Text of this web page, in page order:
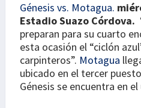
Génesis vs. Motagua.
Estadio Suazo Córdova.
preparan para su cuarto
esta ocasión el “ciclón
carpinteros”. Motagua
ubicado en el tercer
Génesis se encuentra en